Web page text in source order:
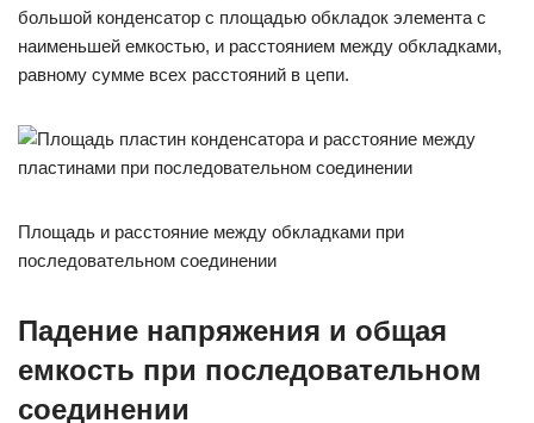
большой конденсатор с площадью обкладок элемента с
наименьшей емкостью, и расстоянием между обкладками,
равному сумме всех расстояний в цепи.
Площадь и расстояние между обкладками при
последовательном соединении
Падение напряжения и общая
емкость при последовательном
соединении